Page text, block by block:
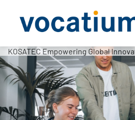
KOSATEC Empowering Global